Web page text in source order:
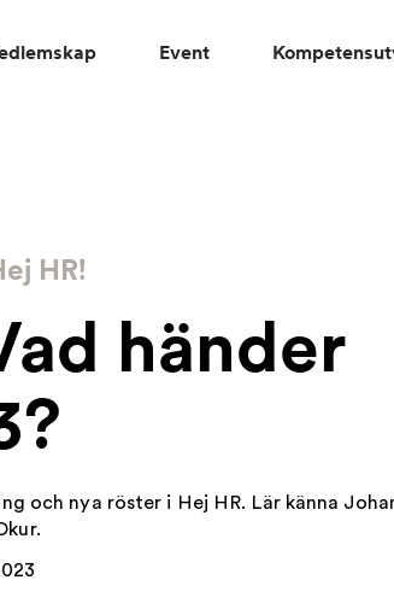
Event
HR!
händer
och nya röster i Hej HR. Lär känna